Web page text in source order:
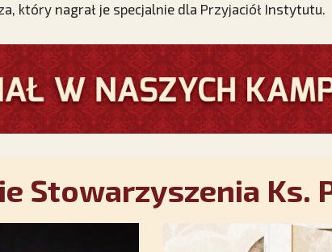
który nagrał je specjalnie dla Przyjaciół Instytutu.
Stowarzyszenia Ks.